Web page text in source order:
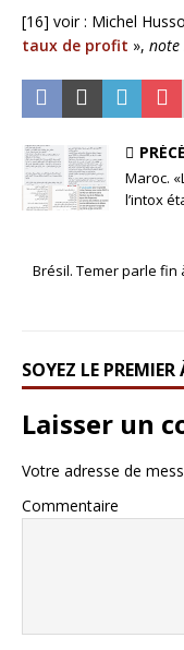
[16] voir : Michel
taux de profit », note
Maroc.
l’intox
Brésil. Temer parle fin
SOYEZ LE
Laisser un
Votre adresse de
Commentaire